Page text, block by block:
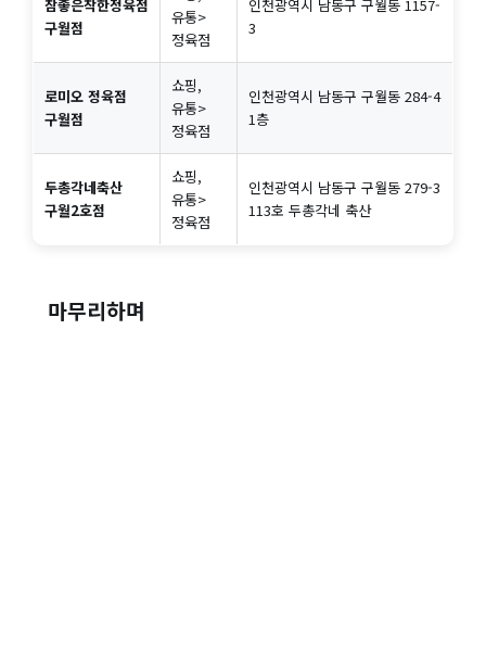
참좋은착한정육점
구월점
유통>
정육점
인천광역시 남동구 구월동 1157-
3
로미오 정육점
구월점
쇼핑,
유통>
정육점
인천광역시 남동구 구월동 284-4
1층
두총각네축산
구월2호점
쇼핑,
유통>
정육점
인천광역시 남동구 구월동 279-3
113호 두총각네 축산
마무리하며